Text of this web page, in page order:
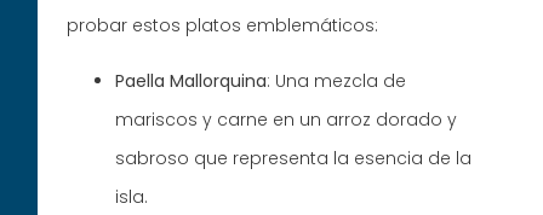
probar estos platos emblemáticos:
Paella Mallorquina: Una mezcla de
mariscos y carne en un arroz dorado y
sabroso que representa la esencia de la
isla.